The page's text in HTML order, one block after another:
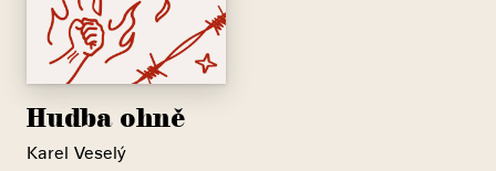
Hudba ohně
Karel Veselý